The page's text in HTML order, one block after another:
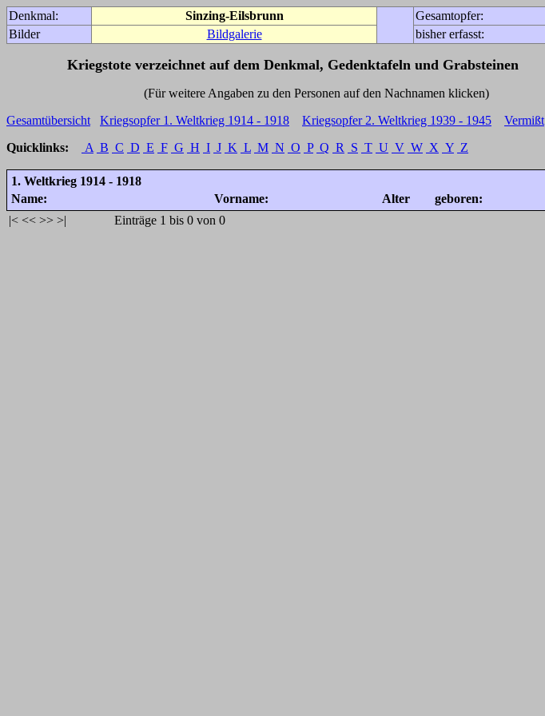
Denkmal: Sinzing-Eilsbrunn
Gesamtopfer:
Bilder
Bildgalerie bisher erfasst:
Kriegstote verzeichnet auf dem Denkmal, Gedenktafeln und Grabsteinen
(Für weitere Angaben zu den Personen auf den Nachnamen klicken)
Gesamtübersicht
Kriegsopfer 1. Weltkrieg 1914 - 1918 Kriegsopfer 2. Weltkrieg 1939 - 1945
Vermißt
Quicklinks:
A B C D E F G H I J K L M N O P Q R S T U V W X Y Z
1. Weltkrieg 1914 - 1918
Name:
Vorname: Alter geboren:
|< << >> >| Einträge 1 bis 0 von 0